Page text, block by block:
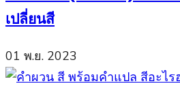
เปลี่ยนสี
01 พ.ย. 2023